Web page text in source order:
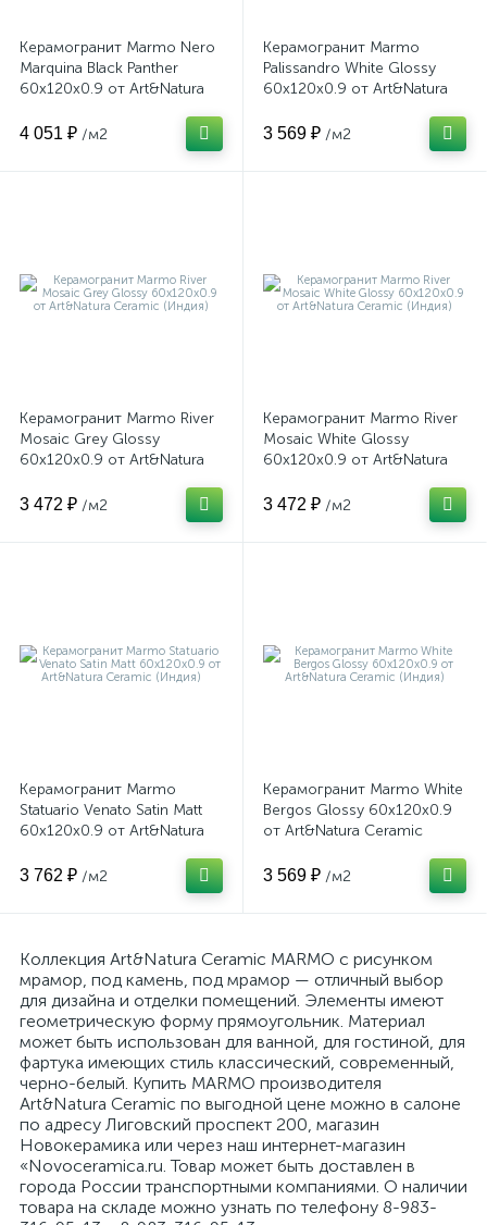
Керамогранит Marmo Nero
Marquina Black Panther
60x120x0.9 от Art&Natura
4 051 ₽ /м2
Керамогранит Marmo
Palissandro White Glossy
60x120x0.9 от Art&Natura
3 569 ₽ /м2
Керамогранит Marmo River
Mosaic Grey Glossy
60x120x0.9 от Art&Natura
3 472 ₽ /м2
Керамогранит Marmo River
Mosaic White Glossy
60x120x0.9 от Art&Natura
3 472 ₽ /м2
Керамогранит Marmo
Statuario Venato Satin Matt
60x120x0.9 от Art&Natura
3 762 ₽ /м2
Керамогранит Marmo White
Bergos Glossy 60x120x0.9
от Art&Natura Ceramic
3 569 ₽ /м2
Коллекция Art&Natura Ceramic MARMO с рисунком
мрамор, под камень, под мрамор — отличный выбор
для дизайна и отделки помещений. Элементы имеют
геометрическую форму прямоугольник. Материал
может быть использован для ванной, для гостиной, для
фартука имеющих стиль классический, современный,
черно-белый. Купить MARMO производителя
Art&Natura Ceramic по выгодной цене можно в салоне
по адресу Лиговский проспект 200, магазин
Новокерамика или через наш интернет-магазин
«Novoceramica.ru. Товар может быть доставлен в
города России транспортными компаниями. О наличии
товара на складе можно узнать по телефону 8-983-